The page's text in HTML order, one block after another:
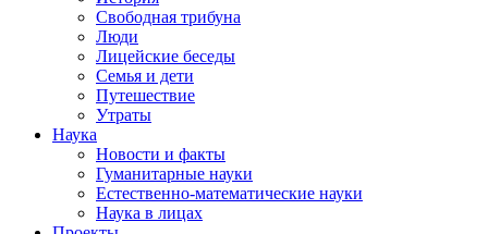
Свободная трибуна
Люди
Лицейские беседы
Семья и дети
Путешествие
Утраты
Наука
Новости и факты
Гуманитарные науки
Естественно-математические науки
Наука в лицах